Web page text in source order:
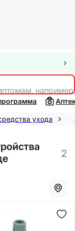
ухода
2